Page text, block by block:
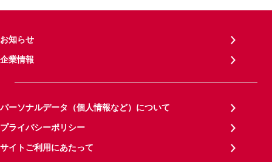
お知らせ
企業情報
パーソナルデータ（個人情報など）について
プライバシーポリシー
サイトご利用にあたって